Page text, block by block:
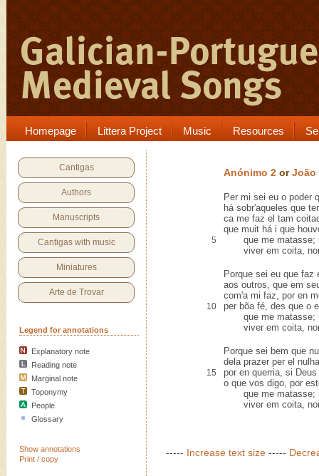
Homepage Littera Project Music Resources
Cantigas
Authors
Manuscripts
Cantigas with music
Miniatures
Arte de Trovar
Legend for annotations
Explanatory note
Reading note
Marginal note
Toponymy
People
Glossary
Show annotations
Print / copy
Anónimo 2 orJoão
Per mi sei eu o poder
há sobr'aqueles que
ca me faz el tam
que muit há i que
5
que me matasse;
viver em coita,
Porque sei eu que faz
aos outros, que em
com'a mi faz, por en
10
per bõa fé, des que o
que me matasse;
viver em coita,
Porque sei bem que
dela prazer per el
15
por en querria, si
o que vos digo, por
que me matasse;
viver em coita,
----- Increase text size -----